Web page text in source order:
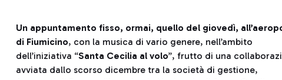
Un appuntamento fisso, ormai, quello del giovedì,
di Fiumicino, con la musica di vario genere, nell’ambito
dell’iniziativa “Santa Cecilia al volo”, frutto di una
avviata dallo scorso dicembre tra la società di gestione,